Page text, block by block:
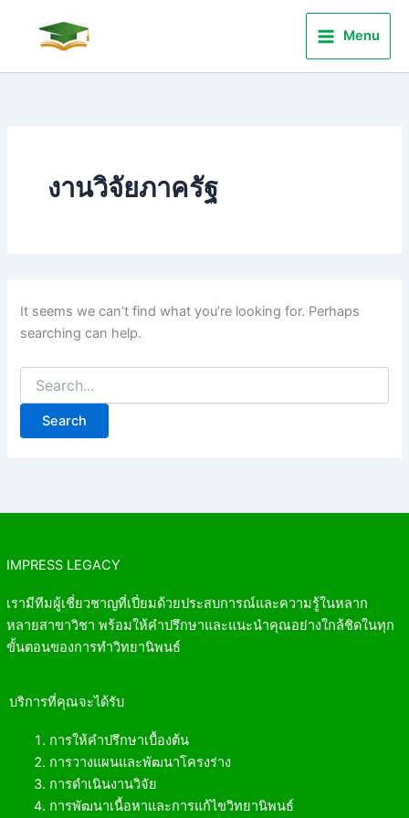
Menu
งานวิจัยภาครัฐ
It seems we can’t find what you’re looking for. Perhaps
searching can help.
for:
IMPRESS LEGACY
เรามีทีมผู้เชี่ยวชาญที่เปี่ยมด้วยประสบการณ์และความรู้ในหลาก
หลายสาขาวิชา พร้อมให้คำปรึกษาและแนะนำคุณอย่างใกล้ชิดในทุก
ขั้นตอนของการทำวิทยานิพนธ์
บริการที่คุณจะได้รับ
การให้คำปรึกษาเบื้องต้น
การวางแผนและพัฒนาโครงร่าง
การดำเนินงานวิจัย
การพัฒนาเนื้อหาและการแก้ไขวิทยานิพนธ์